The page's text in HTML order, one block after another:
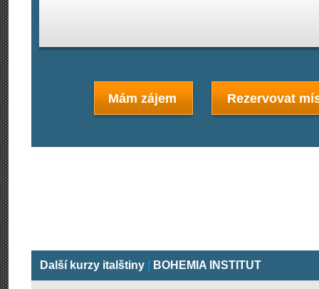
Mám zájem Rezervovat
Další kurzy italštiny BOHEMIA INSTITUT